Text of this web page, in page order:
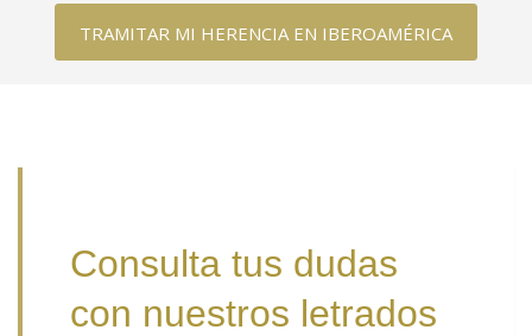
TRAMITAR MI HERENCIA EN IBEROAMÉRICA
Consulta tus dudas
con nuestros letrados